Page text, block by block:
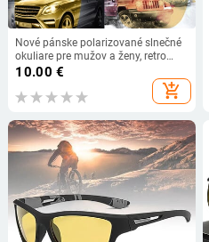
Nové pánske polarizované slnečné
okuliare pre mužov a ženy, retro
značkové slnečné okuliare, pánske
módne šoférovanie, nočné videnie,
okuliare, okuliare na sol.
10.00 €
add_shopping_cart